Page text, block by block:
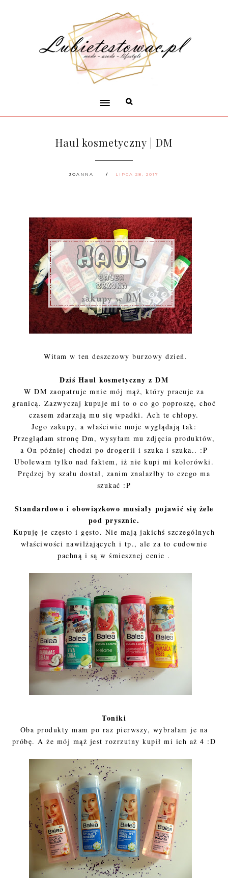
Haul kosmetyczny | DM
JOANNA LIPCA 28, 2017
Witam w ten deszczowy burzowy dzień.
Dziś Haul kosmetyczny z DM
W DM zaopatruje mnie mój mąż, który pracuje za
granicą. Zazwyczaj kupuje mi to o co go poproszę, choć
czasem zdarzają mu się wpadki. Ach te chłopy.
Jego zakupy, a właściwie moje wyglądają tak:
Przeglądam stronę Dm, wysyłam mu zdjęcia produktów,
a On później chodzi po drogerii i szuka i szuka.. :P
Ubolewam tylko nad faktem, iż nie kupi mi kolorówki.
Prędzej by szału dostał, zanim znalazłby to czego ma
szukać :P
Standardowo i obowiązkowo musiały pojawić się żele
pod prysznic.
Kupuję je często i gęsto. Nie mają jakichś szczególnych
właściwości nawilżających i tp., ale za to cudownie
pachną i są w śmiesznej cenie .
Toniki
Oba produkty mam po raz pierwszy, wybrałam je na
próbę. A że mój mąż jest rozrzutny kupił mi ich aż 4 :D